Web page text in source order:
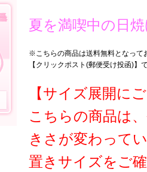
夏を満喫中の日
※こちらの商品は送料無料となって
【クリックポスト(郵便受け投函)
【サイズ展開に
こちらの商品は
きさが変わって
置きサイズをご